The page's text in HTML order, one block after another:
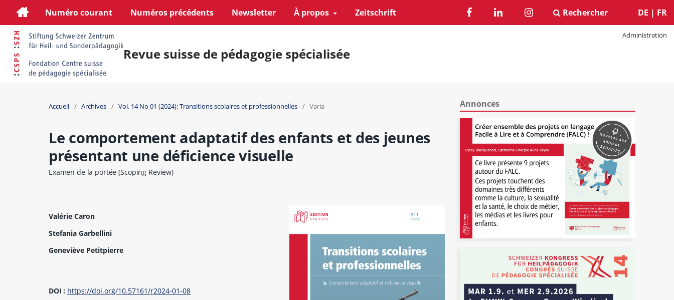
Numéro courant Numéros précédents Newsletter À propos Zeitschrift
Administration
DE | FR
Rechercher
Revue suisse de pédagogie spécialisée
Accueil / Archives / Vol. 14 No 01 (2024): Transitions scolaires et professionnelles / Varia
Le comportement adaptatif des enfants et des jeunes
présentant une déficience visuelle
Examen de la portée (Scoping Review)
Valérie Caron
Stefania Garbellini
Geneviève Petitpierre
DOI : https://doi.org/10.57161/r2024-01-08
Annonces